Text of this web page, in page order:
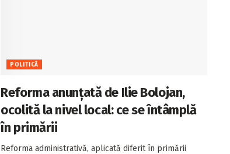
POLITICĂ
Reforma anunțată de Ilie Bolojan,
ocolită la nivel local: ce se întâmplă
în primării
Reforma administrativă, aplicată diferit în primării